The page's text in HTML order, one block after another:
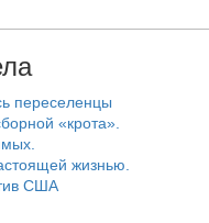
переселенцы
«крота».
жизнью.
США